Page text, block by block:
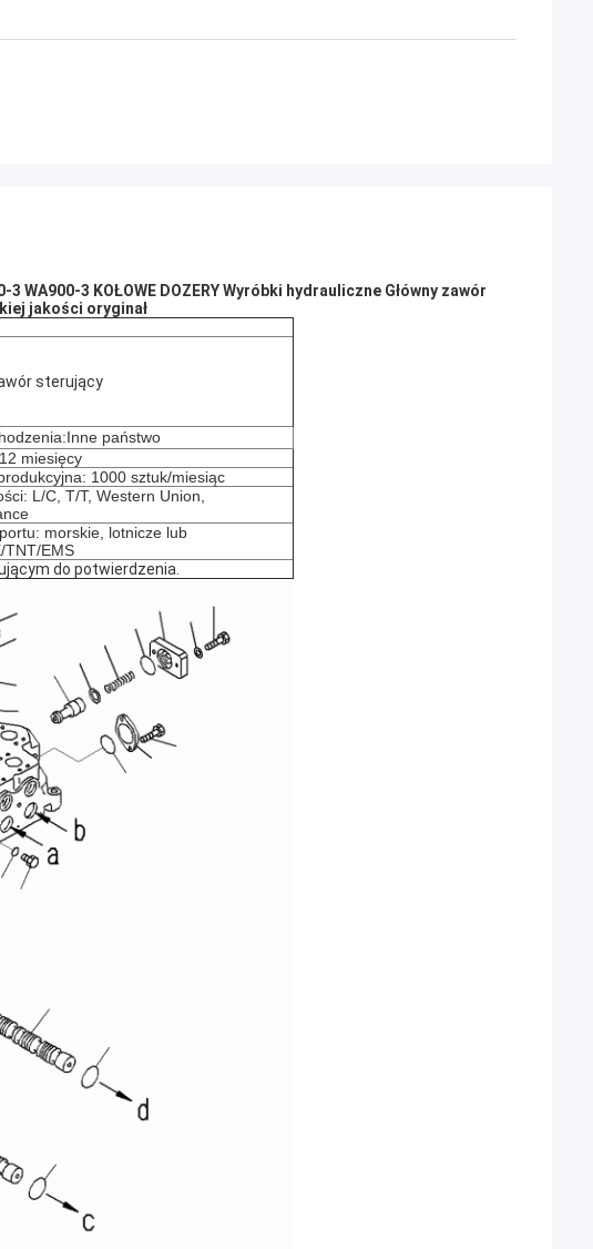
WA900-3 KOŁOWE DOZERY Wyróbki hydrauliczne Główny zawór
jakości oryginał
sterujący
państwo
miesięcy
1000 sztuk/miesiąc
L/C, T/T, Western Union,
morskie, lotnicze lub
TNT/EMS
do potwierdzenia.